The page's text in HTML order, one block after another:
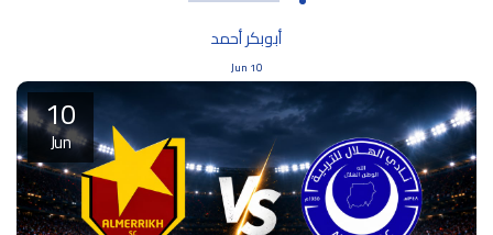
أبوبكر أحمد
10
Jun
10
Jun